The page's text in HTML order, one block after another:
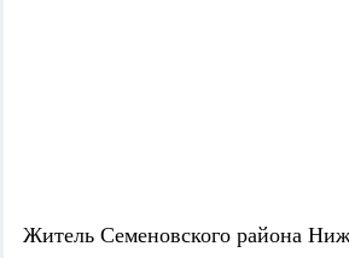
Житель Семеновского района